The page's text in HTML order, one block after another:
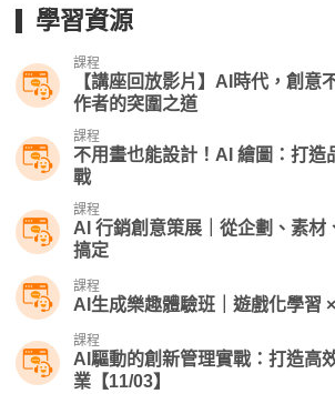
學習資源
課程
【講座回放影片】AI時代，創意
作者的突圍之道
課程
不用畫也能設計！AI 繪圖：打造
戰
課程
AI 行銷創意策展｜從企劃、素材
搞定
課程
AI生成樂趣體驗班｜遊戲化學習
課程
AI驅動的創新管理實戰：打造高
業【11/03】